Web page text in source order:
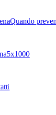
Quando
5x1000